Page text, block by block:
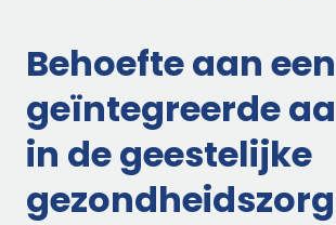
Behoefte aan
geïntegreerde
in de geestelijke
gezondheidszorg